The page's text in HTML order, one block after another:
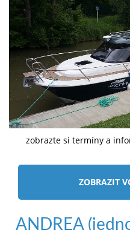
zobrazte si termíny a
ZOBRAZIT
ANDREA